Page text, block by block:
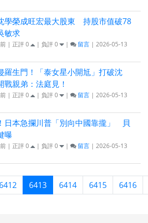
學榮成旺宏最大股東 持股市值破78
敏求
| 正評0 | 負評0 | 留言 | 2026-05-13
羅生門！「泰女星小開尪」打破沈
親弟：法庭見！
| 正評0 | 負評0 | 留言 | 2026-05-13
日本急攔川普「別向中國靠攏」 貝
曝
| 正評0 | 負評0 | 留言 | 2026-05-13
6412 6413 6414 6415 6416